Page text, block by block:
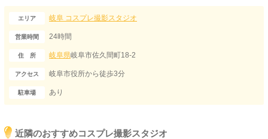
エリア 岐阜 コスプレ撮影スタジオ
営業時間 24時間
住 所 岐阜県岐阜市佐久間町18-2
アクセス 岐阜市役所から徒歩3分
駐車場 あり
近隣のおすすめコスプレ撮影スタジオ